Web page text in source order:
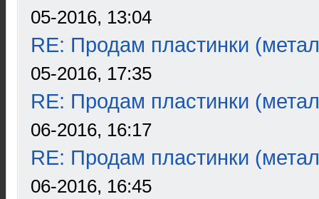
05-2016, 13:04
RE: Продам пластинки
05-2016, 17:35
RE: Продам пластинки
06-2016, 16:17
RE: Продам пластинки
06-2016, 16:45